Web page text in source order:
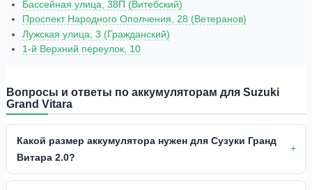
Бассейная улица, 38П (Витебский)
Проспект Народного Ополчения, 28 (Ветеранов)
Лужская улица, 3 (Гражданский)
1-й Верхний переулок, 10
Вопросы и ответы по аккумуляторам для Suzuki
Grand Vitara
Какой размер аккумулятора нужен для Сузуки Гранд
Витара 2.0?